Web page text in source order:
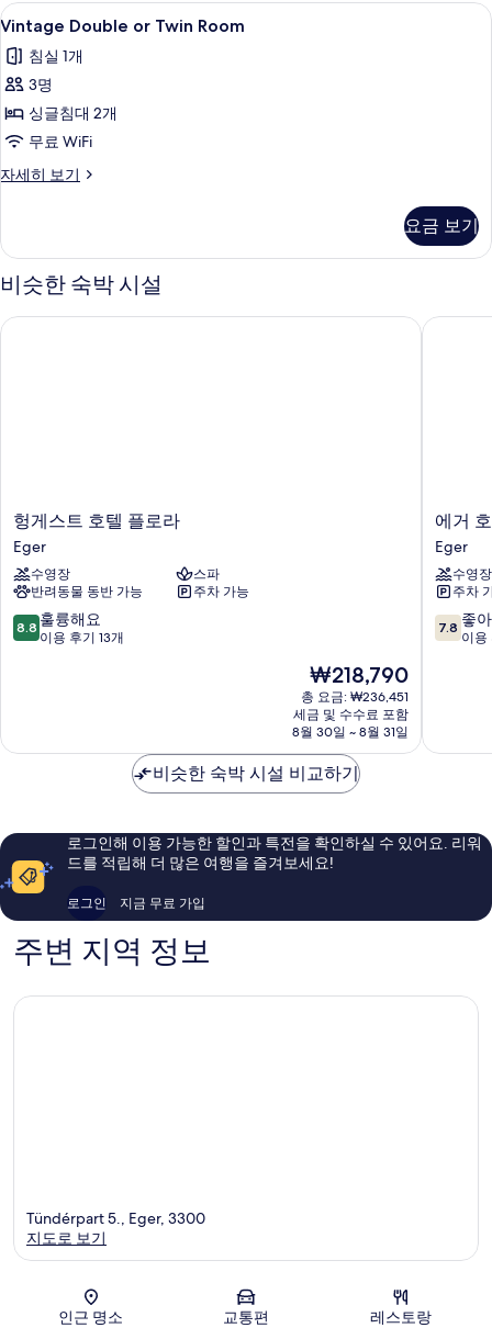
윈
룸
사
진
모
두
룸
는
트
룸
자
히
Vintage
Double
or
Twin
Room
사
진
보
기
Vintage
1
Vintage Double or Twin Room
침실 1개
3명
싱글침대 2개
무료 WiFi
자세히 보기
Vintage
Room
세
보
요금 보기
비슷한 숙박 시설
헝
게
스
트
호
텔
플
헝게스트 호텔 플로라
Eger
수영장
스파
반려동물 동반 가능
주차 가능
10
점
훌
이
후
기
8.8 훌륭해요
이용 후기 13개
현
재
요
금
₩218,790
₩218,790
총 요금: ₩236,451
세금 및 수수료 포함
8월 30일 ~ 8월 31일
헝게스트 호텔 플로라
에
거
호
텔
&
파
크
에거
Eger
수영장
주차
10
점
좋
용
후
7.8 좋
이용
에거 호
비슷한 숙박 시설 비교하기
로그인해 이용 가능한 할인과 특전을 확인하실 수 있어요. 리워
드를 적립해 더 많은 여행을 즐겨보세요!
로그인 지금 무료 가입
주변 지역 정보
지도
Tündérpart 5., Eger, 3300
지도로 보기
인근 명소 교통편 레스토랑